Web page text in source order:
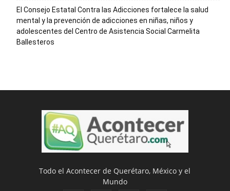
El Consejo Estatal Contra las Adicciones fortalece la salud
mental y la prevención de adicciones en niñas, niños y
adolescentes del Centro de Asistencia Social Carmelita
Ballesteros
Todo el Acontecer de Querétaro, México y el
Mundo